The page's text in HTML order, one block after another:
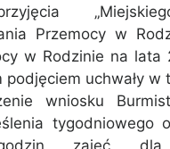
Przemocy w
w Rodzinie na lata
podjęciem uchwały w
wniosku
tygodniowego